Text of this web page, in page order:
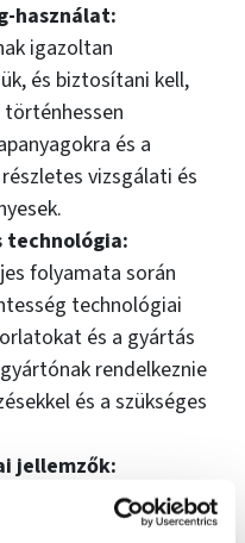
használat:
igazoltan
és biztosítani kell,
és a
vizsgálati és
technológia:
folyamata során
technológiai
és a gyártás
rendelkeznie
és a szükséges
jellemzők:
Élelmiszerkönyv
a dokumentumban